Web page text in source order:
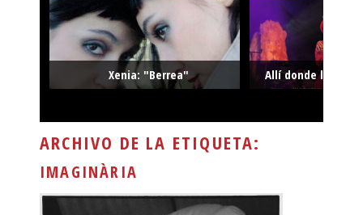
Xenia: "Berrea" Allí donde la
ARCHIVO DE LA ETIQUETA:
IMAGINÀRIA